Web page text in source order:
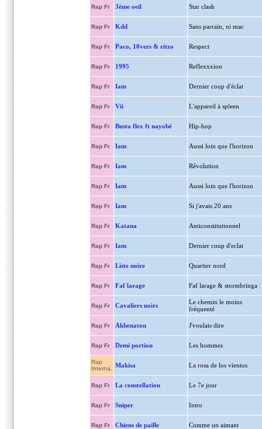
Rap Fr 3ème oeil Star clash
Rap Fr Kdd Sans parrain, ni mac
Rap Fr Paco, 10vers & ritzo Respect
Rap Fr 1995 Reflexxxion
Rap Fr Iam Dernier coup d'éclat
Rap Fr Vii L'appareil à spleen
Rap Fr Busta flex ft nayobé Hip-hop
Rap Fr Iam Aussi loin que l'horizon
Rap Fr Iam Rêvolution
Rap Fr Iam Aussi loin que l'horizon
Rap Fr Iam Si j'avais 20 ans
Rap Fr Katana Anticonstitutionnel
Rap Fr Iam Dernier coup d'eclat
Rap Fr Liste noire Quartier nord
Rap Fr Faf larage Faf larage & stormbringa
Rap Fr Cavaliers noirs
Le chemin le moins
fréquenté
Rap Fr Akhenaton J'voulais dire
Rap Fr Demi portion Les hommes
Rap
Interna.
Makisa La rosa de los vientos
Rap Fr La constellation Le 7e jour
Rap Fr Sniper Intro
Rap Fr Chiens de paille Comme un aimant